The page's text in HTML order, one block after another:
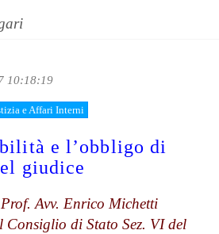
Innovazione Tecnologica
Registrati
10:18:19
e Affari Interni
e l’obbligo di
giudice
Avv. Enrico Michetti
Consiglio di Stato Sez. VI del